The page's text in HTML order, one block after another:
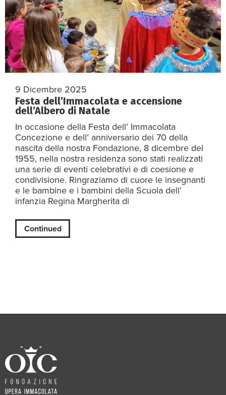
9 Dicembre 2025
Festa dell’Immacolata e accensione
dell’Albero di Natale
In occasione della Festa dell’ Immacolata
Concezione e dell’ anniversario dei 70 della
nascita della nostra Fondazione, 8 dicembre del
1955, nella nostra residenza sono stati realizzati
una serie di eventi celebrativi e di coesione e
condivisione. Ringraziamo di cuore le insegnanti
e le bambine e i bambini della Scuola dell’
infanzia Regina Margherita di
Continued